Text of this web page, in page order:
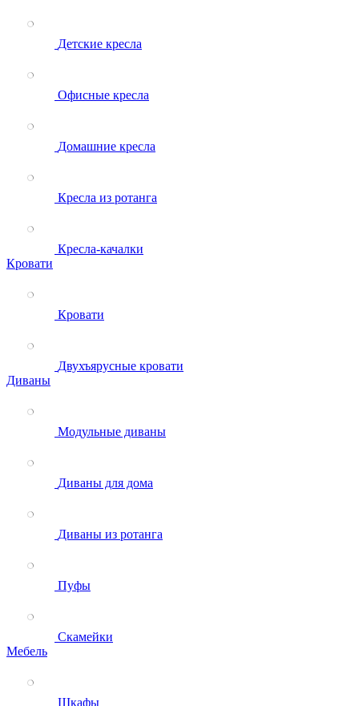
Детские кресла
Офисные кресла
Домашние кресла
Кресла из ротанга
Кресла-качалки
Кровати
Кровати
Двухъярусные кровати
Диваны
Модульные диваны
Диваны для дома
Диваны из ротанга
Пуфы
Скамейки
Мебель
Шкафы